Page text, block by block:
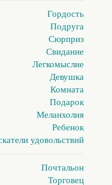
Гордость
Подруга
Сюрприз
Свидание
Легкомыслие
Девушка
Комната
Подарок
Меланхолия
Ребенок
удовольствий
Почтальон
Торговец